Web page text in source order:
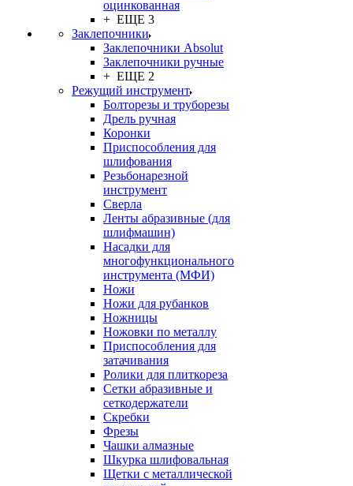
оцинкованная
+ ЕЩЕ 3
Заклепочники
Заклепочники Absolut
Заклепочники ручные
+ ЕЩЕ 2
Режущий инструмент
Болторезы и труборезы
Дрель ручная
Коронки
Приспособления для
шлифования
Резьбонарезной
инструмент
Сверла
Ленты абразивные (для
шлифмашин)
Насадки для
многофункционального
инструмента (МФИ)
Ножи
Ножи для рубанков
Ножницы
Ножовки по металлу
Приспособления для
затачивания
Ролики для плиткореза
Сетки абразивные и
сеткодержатели
Скребки
Фрезы
Чашки алмазные
Шкурка шлифовальная
Щетки с металлической